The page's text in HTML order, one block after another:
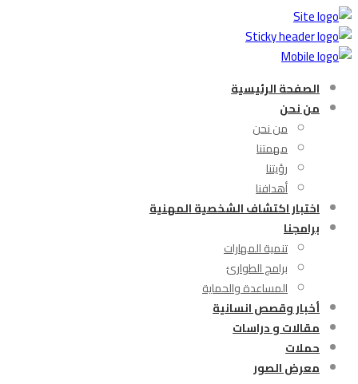
الصفحة الرئيسية
من نحن
من نحن
مهمتنا
رؤيتنا
أهدافنا
اختبار اكتشاف الشخصية المهنية
برامجنا
تنمية المهارات
برامج الطوارئ
المساعدة والحماية
أخبار وقصص انسانية
مقالات و دراسات
حملات
معرض الصور